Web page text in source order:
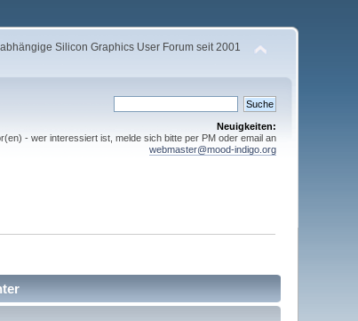
Silicon Graphics User Forum seit 2001
Neuigkeiten:
- wer interessiert ist, melde sich bitte per PM oder email an
webmaster@mood-indigo.org